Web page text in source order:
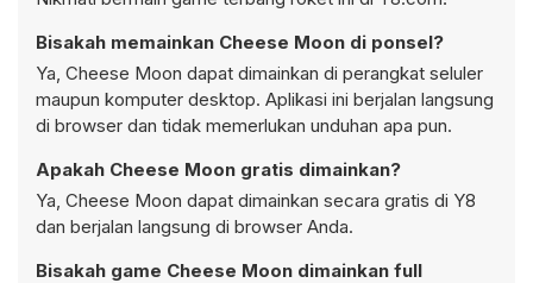
Bisakah memainkan Cheese Moon di ponsel?
Ya, Cheese Moon dapat dimainkan di perangkat seluler
maupun komputer desktop. Aplikasi ini berjalan langsung
di browser dan tidak memerlukan unduhan apa pun.
Apakah Cheese Moon gratis dimainkan?
Ya, Cheese Moon dapat dimainkan secara gratis di Y8
dan berjalan langsung di browser Anda.
Bisakah game Cheese Moon dimainkan full